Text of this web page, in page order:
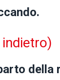
della